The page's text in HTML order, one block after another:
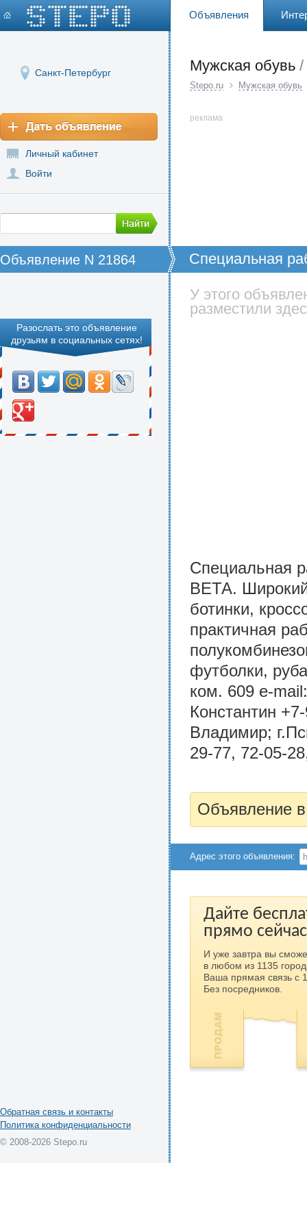
Объявления
Санкт-Петербург
Личный кабинет
Войти
Мужская обувь /
Stepo.ru Мужская обувь
реклама
Объявление N 21864
Специальная
итальянской
выбор
Разослать это объявление
друзьям в социальных сетях!
У этого
разместили
Специальная
BЕТА.
ботинки,
практичная
футболки,
ком. 609 e-
Константин
Владимир;
29-77, 72-05-
Объявление
Адрес этого объявления:
Дайте
прямо
И уже завтра вы
в любом из 1135
Ваша прямая связь с
Без посредников.
Обратная связь и контакты
Политика конфиденциальности
© 2008-2026 Stepo.ru